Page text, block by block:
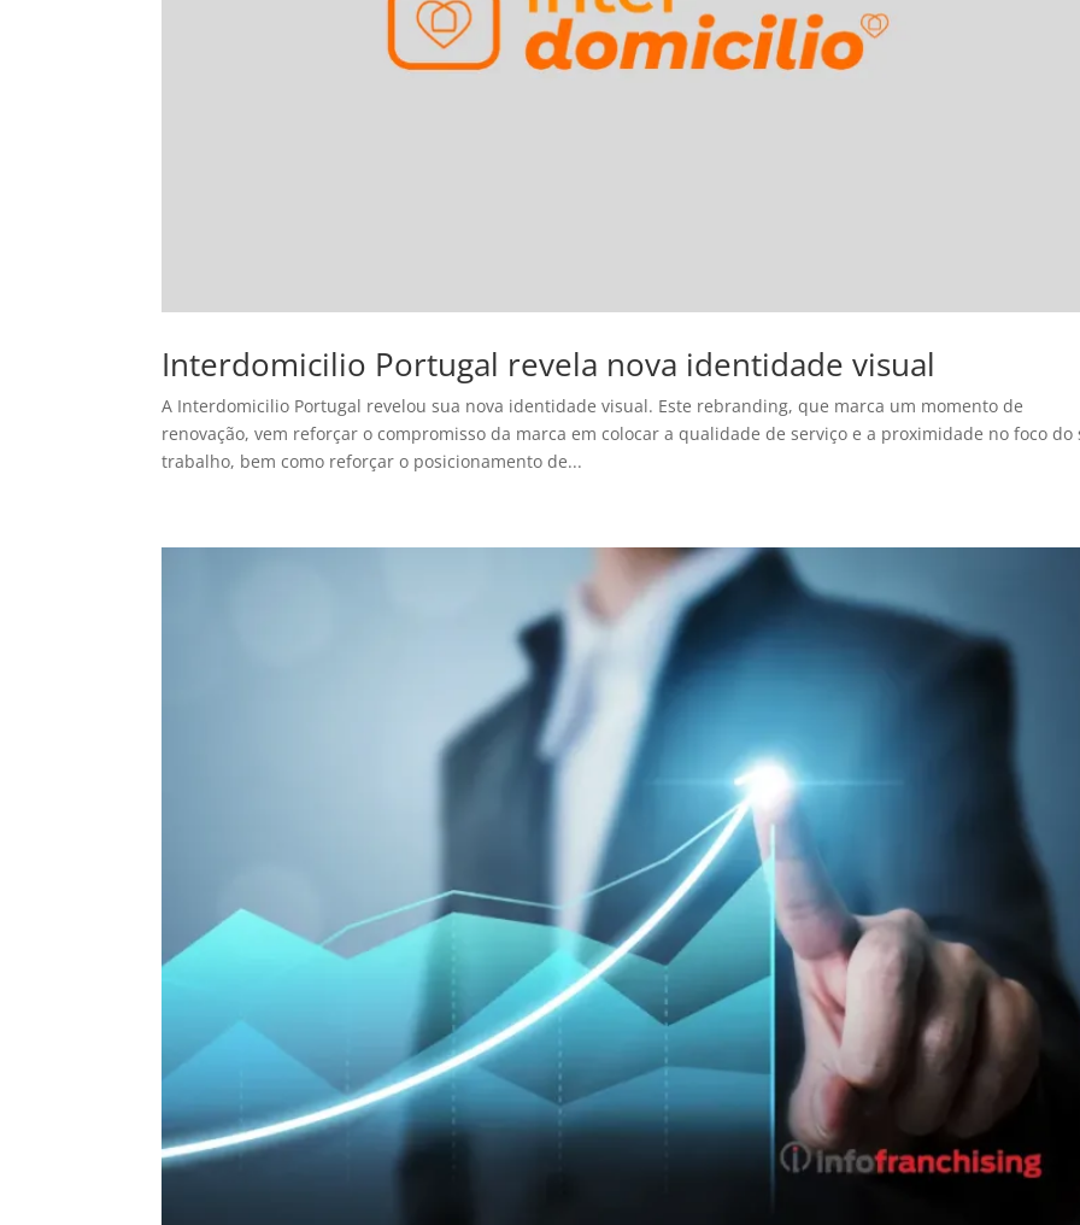
Interdomicilio Portugal revela nova identidade visual
A Interdomicilio Portugal revelou sua nova identidade visual. Este rebranding, que marca um momento de
renovação, vem reforçar o compromisso da marca em colocar a qualidade de serviço e a proximidade no foco do
trabalho, bem como reforçar o posicionamento de...